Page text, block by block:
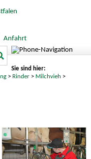
Anfahrt
Sie sind hier:
> Rinder > Milchvieh >